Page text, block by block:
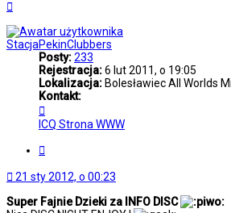
StacjaPekinClubbers
Posty:233
Rejestracja:6 lut 2011, o 19:05
Lokalizacja: Bolesławiec All Worlds
Kontakt:
się
z
ICQ Strona WWW
21 sty 2012, o 00:23
Super Fajnie Dzieki za INFO DISC